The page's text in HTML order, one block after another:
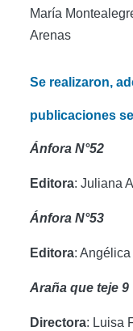
María
Arenas
Se realizaron,
publicaciones
Ánfora N°52
Editora: Juliana
Ánfora N°53
Editora:
Araña que teje 9
Directora: Luisa